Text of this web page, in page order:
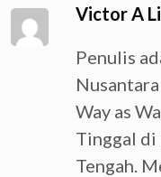
Victor A
Penulis
Way as
Tinggal di
Tengah.